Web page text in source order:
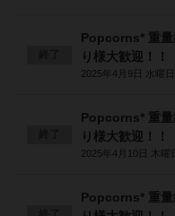
Popcorns* 重量
り様大歓迎！！
2025年4月9日 水曜日
Popcorns* 重量
り様大歓迎！！
2025年4月10日 木曜日
Popcorns* 重量